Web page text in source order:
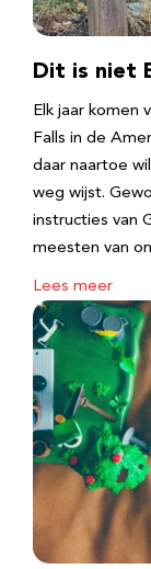
Dit is niet
Elk jaar komen
Falls in de
daar naartoe
weg wijst.
instructies van
meesten van
Lees meer